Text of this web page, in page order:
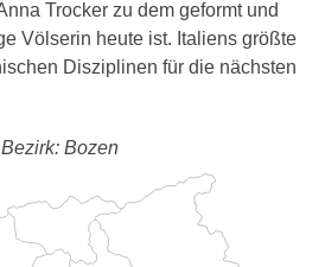
Trocker zu dem geformt und
Völserin heute ist. Italiens größte
Disziplinen für die nächsten
Bezirk: Bozen